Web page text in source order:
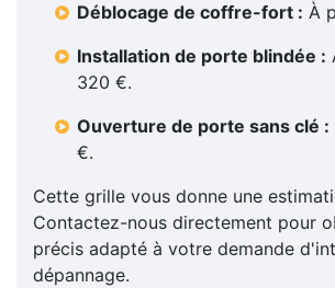
Déblocage de coffre-fort : À
Installation de porte blindée :
320 €.
Ouverture de porte sans clé :
€.
Cette grille vous donne une
Contactez-nous directement pour
précis adapté à votre demande
dépannage.